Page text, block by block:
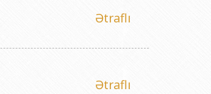
Ətraflı
Ətraflı